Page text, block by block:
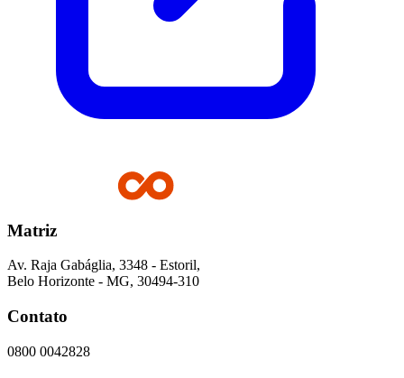
Matriz
Av. Raja Gabáglia, 3348 - Estoril,
Belo Horizonte - MG, 30494-310
Contato
0800 0042828